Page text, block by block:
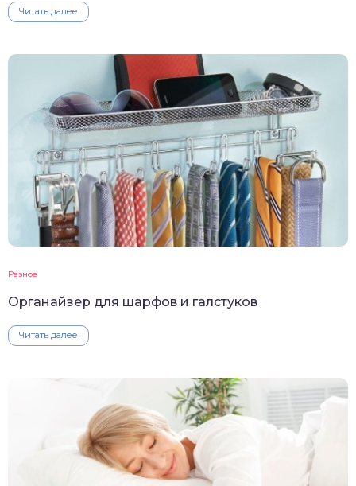
Читать далее
Разное
Органайзер для шарфов и галстуков
Читать далее